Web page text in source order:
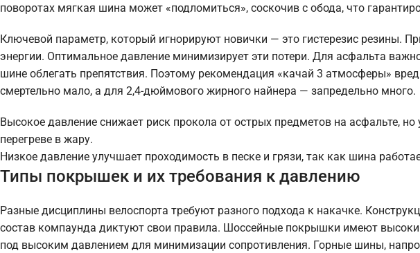
поворотах мягкая шина может «подломиться», соскочив с обода, что
Ключевой параметр, который игнорируют новички — это гистерезис резины.
энергии. Оптимальное давление минимизирует эти потери. Для асфальта
шине облегать препятствия. Поэтому рекомендация «качай 3 атмосферы»
смертельно мало, а для 2,4-дюймового жирного найнера — запредельно много.
Высокое давление снижает риск прокола от острых предметов на асфальте,
перегреве в жару.
Низкое давление улучшает проходимость в песке и грязи, так как шина
Типы покрышек и их требования к давлению
Разные дисциплины велоспорта требуют разного подхода к накачке.
состав компаунда диктуют свои правила. Шоссейные покрышки имеют
под высоким давлением для минимизации сопротивления. Горные шины,